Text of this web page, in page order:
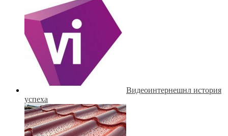
Видеоинтернешнл история
успеха